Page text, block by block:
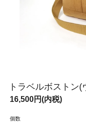
トラベルボストン
16,500円(内税)
個数